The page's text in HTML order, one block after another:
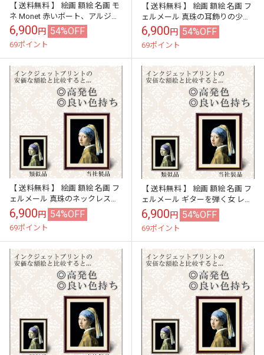
【 送料無料 】 絵画 額絵 名画 モ
ネ Monet 赤いボート、アルジャ
ントゥイユ レプリカ 手彩補色 イ
ンテリア 壁掛け 絵 ...
6,900円 54%OFF
69ポイント
【 送料無料 】 絵画 額絵 名画 フ
ェルメール 真珠の耳飾りの少女
レプリカ 手彩補色 インテリア 壁
掛け 絵 額入り 風水 お...
6,900円 54%OFF
69ポイント
【 送料無料 】 絵画 額絵 名画 フ
ェルメール 真珠のネックレスを
持つ少女 レプリカ 手彩補色 イン
テリア 壁掛け 絵 額入り ...
6,900円 54%OFF
69ポイント
【 送料無料 】 絵画 額絵 名画 フ
ェルメール ギターを弾く女 レプ
リカ 手彩補色 インテリア 壁掛け
絵 額入り 風水 おすす...
6,900円 54%OFF
69ポイント